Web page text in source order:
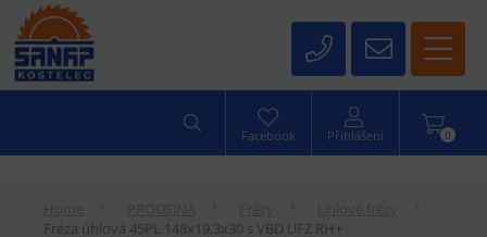
0
Facebook Přihlášení
Fréza úhlová 45PL 148x19,3x30 s VBD UFZ RH+